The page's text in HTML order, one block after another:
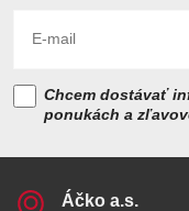
Chcem dostávať
ponukách a
Áčko a​.s​.